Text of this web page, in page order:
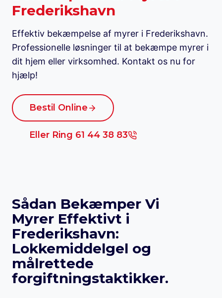
Frederikshavn
Effektiv bekæmpelse af myrer i Frederikshavn.
Professionelle løsninger til at bekæmpe myrer i
dit hjem eller virksomhed. Kontakt os nu for
hjælp!
Bestil Online
Eller Ring 61 44 38 83
Sådan Bekæmper Vi
Myrer Effektivt i
Frederikshavn:
Lokkemiddelgel og
målrettede
forgiftningstaktikker.